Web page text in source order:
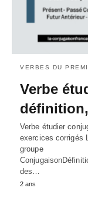
VERBES DU
Verbe
Verbe étudier
exercices corrigés
groupe
des…
2 ans